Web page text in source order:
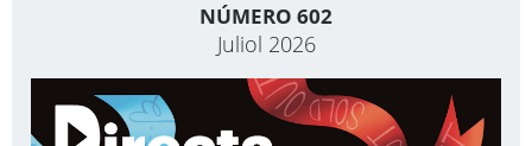
NÚMERO 602
Juliol 2026